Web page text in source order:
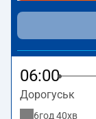
06:00
Дорогуськ
6год 40хв